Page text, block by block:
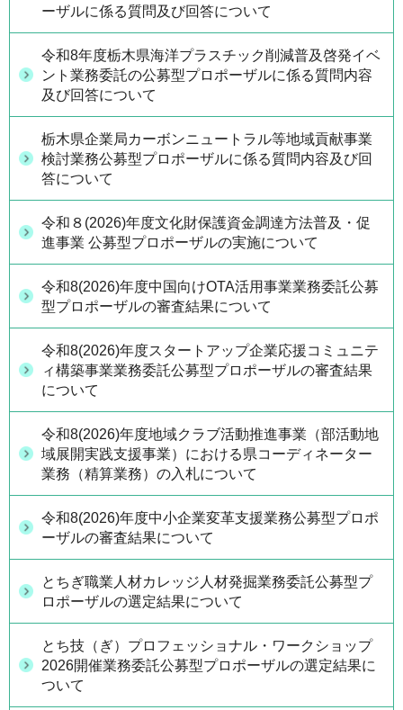
ーザルに係る質問及び回答について
令和8年度栃木県海洋プラスチック削減普及啓発イベ
ント業務委託の公募型プロポーザルに係る質問内容
及び回答について
栃木県企業局カーボンニュートラル等地域貢献事業
検討業務公募型プロポーザルに係る質問内容及び回
答について
令和８(2026)年度文化財保護資金調達方法普及・促
進事業 公募型プロポーザルの実施について
令和8(2026)年度中国向けOTA活用事業業務委託公募
型プロポーザルの審査結果について
令和8(2026)年度スタートアップ企業応援コミュニテ
ィ構築事業業務委託公募型プロポーザルの審査結果
について
令和8(2026)年度地域クラブ活動推進事業（部活動地
域展開実践支援事業）における県コーディネーター
業務（精算業務）の入札について
令和8(2026)年度中小企業変革支援業務公募型プロポ
ーザルの審査結果について
とちぎ職業人材カレッジ人材発掘業務委託公募型プ
ロポーザルの選定結果について
とち技（ぎ）プロフェッショナル・ワークショップ
2026開催業務委託公募型プロポーザルの選定結果に
ついて